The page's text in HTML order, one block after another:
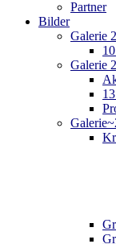
Partner
Bilder
Galerie
Galerie